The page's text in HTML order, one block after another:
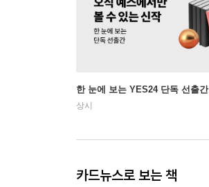
한 눈에 보는 YES24 단독 선출간
상시
카드뉴스로 보는 책